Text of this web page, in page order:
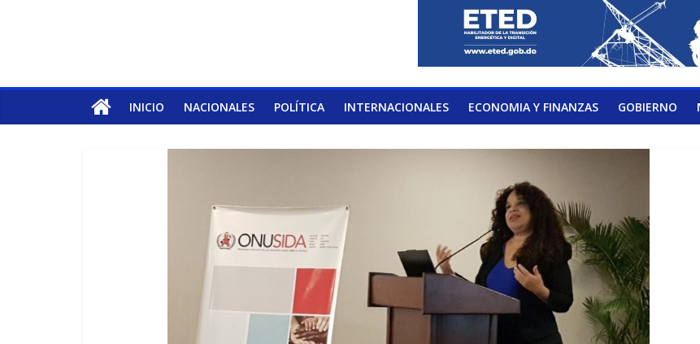
INICIO NACIONALES POLÍTICA INTERNACIONALES ECONOMIA Y FINANZAS GOBIERNO